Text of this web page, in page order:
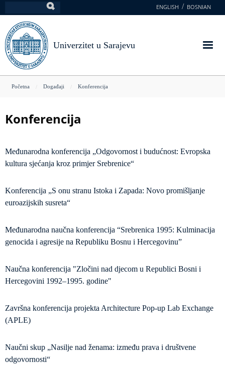
na
glavni
sadržaj
ENGLISH BOSNIAN
Univerzitet u Sarajevu
You
here
Početna Događaji Konferencija
Konferencija
Međunarodna konferencija „Odgovornost i budućnost: Evropska
kultura sjećanja kroz primjer Srebrenice“
Konferencija „S onu stranu Istoka i Zapada: Novo promišljanje
euroazijskih susreta“
Međunarodna naučna konferencija “Srebrenica 1995: Kulminacija
genocida i agresije na Republiku Bosnu i Hercegovinu”
Naučna konferencija "Zločini nad djecom u Republici Bosni i
Hercegovini 1992–1995. godine"
Završna konferencija projekta Architecture Pop-up Lab Exchange
(APLE)
Naučni skup „Nasilje nad ženama: između prava i društvene
odgovornosti“